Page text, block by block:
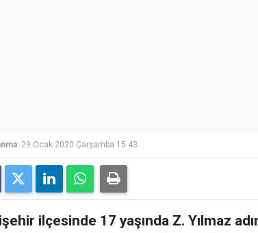
29 Ocak 2020 Çarşamba 15:43
ilçesinde 17 yaşında Z. Yılmaz